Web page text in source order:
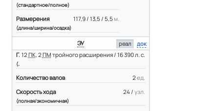
(стандартное/полное)
117,9 / 13,5 / 5,5 м.
Размерения
(длина/ширина/осадка)
ЭУ реал
док
12 ПК, 2 ПМ тройного расширения / 16 390 л. с.
Главная ЭУ
(тип/мощность)
2 ед.
Количество валов
24 / узл.
Скорость хода
(полная/экономичная)